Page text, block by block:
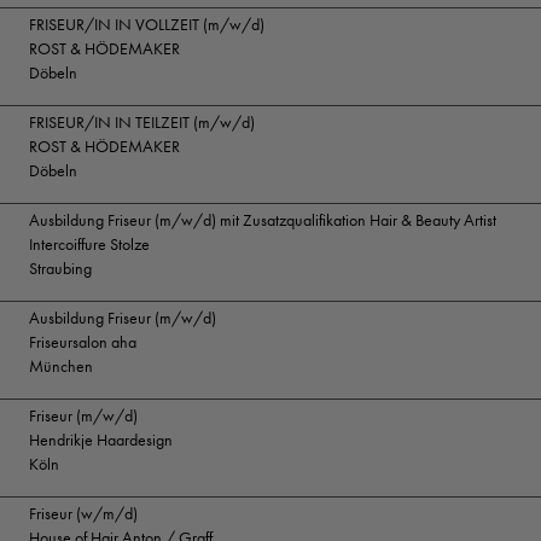
FRISEUR/IN IN VOLLZEIT (m/w/d)
ROST & HÖDEMAKER
Döbeln
FRISEUR/IN IN TEILZEIT (m/w/d)
ROST & HÖDEMAKER
Döbeln
Ausbildung Friseur (m/w/d) mit Zusatzqualifikation Hair & Beauty Artist
Intercoiffure Stolze
Straubing
Ausbildung Friseur (m/w/d)
Friseursalon aha
München
Friseur (m/w/d)
Hendrikje Haardesign
Köln
Friseur (w/m/d)